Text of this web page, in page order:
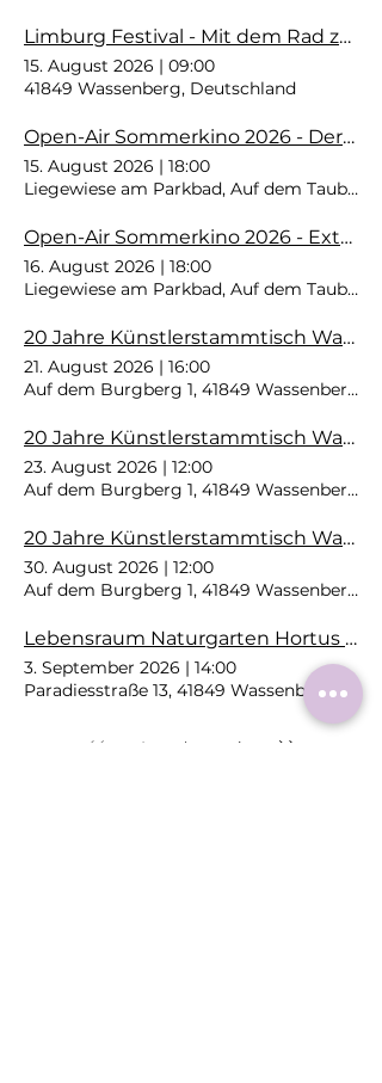
Limburg Festival - Mit dem Rad zur Kultur
15. August 2026 | 09:00
41849 Wassenberg, Deutschland
Open-Air Sommerkino 2026 - Der Astronaut
15. August 2026 | 18:00
Liegewiese am Parkbad, Auf dem
Open-Air Sommerkino 2026 - Extrawurst
16. August 2026 | 18:00
Liegewiese am Parkbad, Auf dem
20 Jahre Künstlerstammtisch Wassenberg - Vernissage zur Jubiläumsausstellung
21. August 2026 | 16:00
Auf dem Burgberg 1, 41849 Wassenberg,
20 Jahre Künstlerstammtisch Wassenberg - Jubiläumsausstellung
23. August 2026 | 12:00
Auf dem Burgberg 1, 41849 Wassenberg,
20 Jahre Künstlerstammtisch Wassenberg - Jubiläumsausstellung
30. August 2026 | 12:00
Auf dem Burgberg 1, 41849 Wassenberg,
Lebensraum Naturgarten Hortus rusticus - Workshop Luftikus
3. September 2026 | 14:00
Paradiesstraße 13, 41849 Wassenberg,
/